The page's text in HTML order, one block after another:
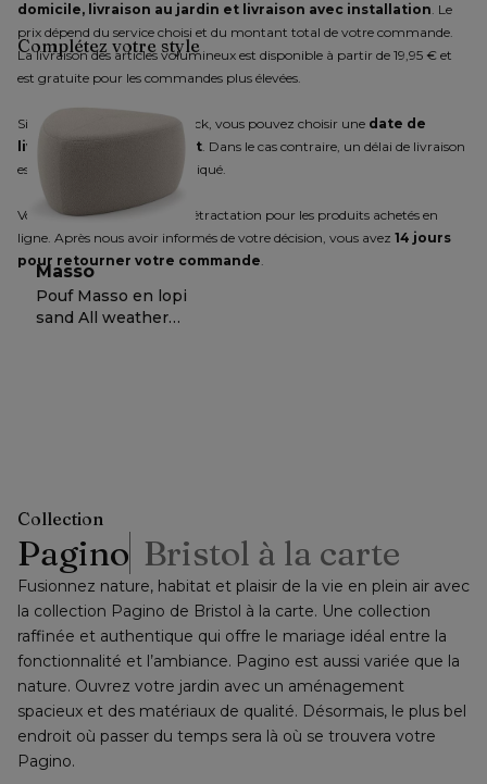
domicile, livraison au jardin et livraison avec installation. Le
prix dépend du service choisi et du montant total de votre commande.
La livraison des articles volumineux est disponible à partir de 19,95 € et
est gratuite pour les commandes plus élevées.
Si tous les articles sont en stock, vous pouvez choisir une date de
livraison immédiatement. Dans le cas contraire, un délai de livraison
estimatif vous sera communiqué.
Vous disposez d'un droit de rétractation pour les produits achetés en
ligne. Après nous avoir informés de votre décision, vous avez 14 jours
pour retourner votre commande.
Complétez votre style
Masso
Pouf Masso en lopi
sand All weather
Collection
Pagino Bristol à la carte
Fusionnez nature, habitat et plaisir de la vie en plein air avec
la collection Pagino de Bristol à la carte. Une collection
raffinée et authentique qui offre le mariage idéal entre la
fonctionnalité et l’ambiance. Pagino est aussi variée que la
nature. Ouvrez votre jardin avec un aménagement
spacieux et des matériaux de qualité. Désormais, le plus bel
endroit où passer du temps sera là où se trouvera votre
Pagino.